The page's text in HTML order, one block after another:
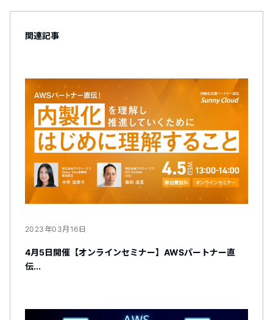
関連記事
2023年03月16日
4月5日開催【オンラインセミナー】AWSパートナー直
伝...